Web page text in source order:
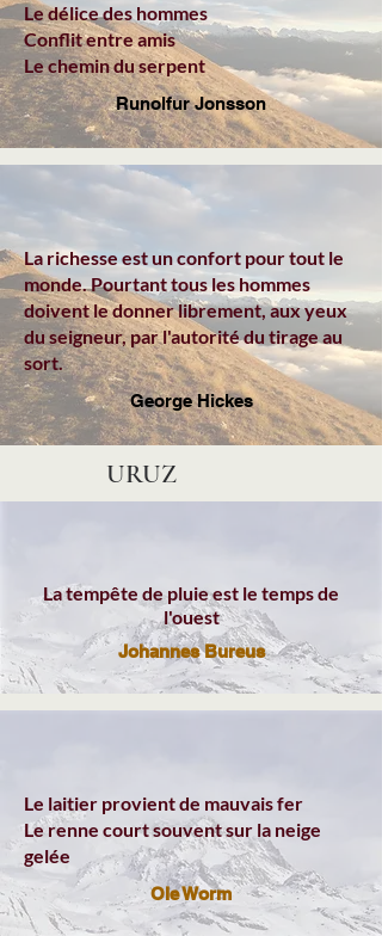
Le délice des hommes
Conflit entre amis
Le chemin du serpent
Runolfur Jonsson
La richesse est un confort pour tout le
monde. Pourtant tous les hommes
doivent le donner librement, aux yeux
du seigneur, par l'autorité du tirage au
sort.
George Hickes
URUZ
La tempête de pluie est le temps de
l'ouest
Johannes Bureus
Le laitier provient de mauvais fer
Le renne court souvent sur la neige
gelée
Ole Worm